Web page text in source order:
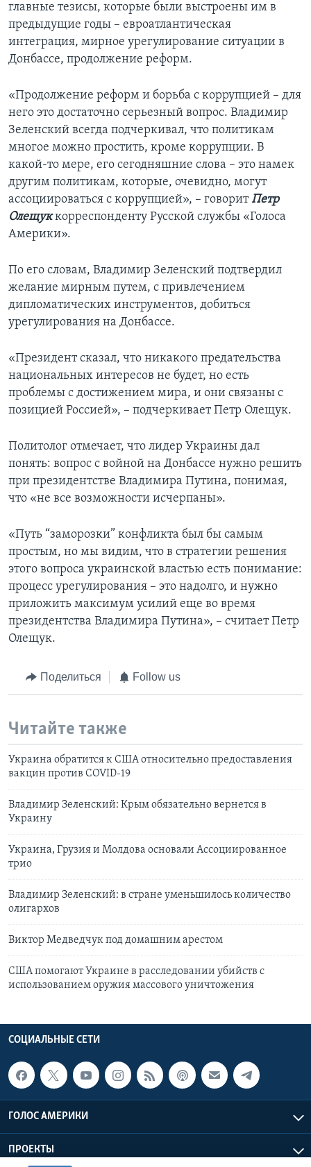
главные тезисы, которые были выстроены им в
предыдущие годы – евроатлантическая
интеграция, мирное урегулирование ситуации в
Донбассе, продолжение реформ.
«Продолжение реформ и борьба с коррупцией – для
него это достаточно серьезный вопрос. Владимир
Зеленский всегда подчеркивал, что политикам
многое можно простить, кроме коррупции. В
какой-то мере, его сегодняшние слова – это намек
другим политикам, которые, очевидно, могут
ассоциироваться с коррупцией», – говоритПетр
Олещуккорреспонденту Русской службы «Голоса
Америки».
По его словам, Владимир Зеленский подтвердил
желание мирным путем, с привлечением
дипломатических инструментов, добиться
урегулирования на Донбассе.
«Президент сказал, что никакого предательства
национальных интересов не будет, но есть
проблемы с достижением мира, и они связаны с
позицией Россией», – подчеркивает Петр Олещук.
Политолог отмечает, что лидер Украины дал
понять: вопрос с войной на Донбассе нужно решить
при президентстве Владимира Путина, понимая,
что «не все возможности исчерпаны».
«Путь “заморозки” конфликта был бы самым
простым, но мы видим, что в стратегии решения
этого вопроса украинской властью есть понимание:
процесс урегулирования – это надолго, и нужно
приложить максимум усилий еще во время
президентства Владимира Путина», – считает Петр
Олещук.
Поделиться Follow us
Читайте также
Украина обратится к США относительно предоставления
вакцин против COVID-19
Владимир Зеленский: Крым обязательно вернется в
Украину
Украина, Грузия и Молдова основали Ассоциированное
трио
Владимир Зеленский: в стране уменьшилось количество
олигархов
Виктор Медведчук под домашним арестом
США помогают Украине в расследовании убийств с
использованием оружия массового уничтожения
СОЦИАЛЬНЫЕ СЕТИ
ГОЛОС АМЕРИКИ
ПРОЕКТЫ